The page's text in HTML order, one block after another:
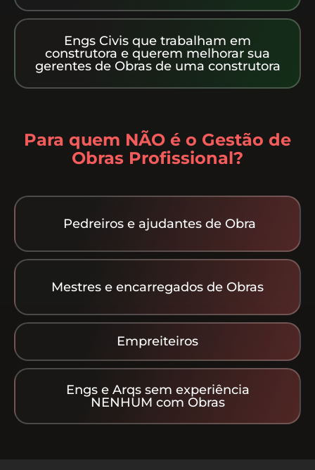
Engs Civis que trabalham em
construtora e querem melhorar sua
gerentes de Obras de uma construtora
Para quem NÃO é o Gestão de
Obras Profissional?
Pedreiros e ajudantes de Obra
Mestres e encarregados de Obras
Empreiteiros
Engs e Arqs sem experiência
NENHUM com Obras